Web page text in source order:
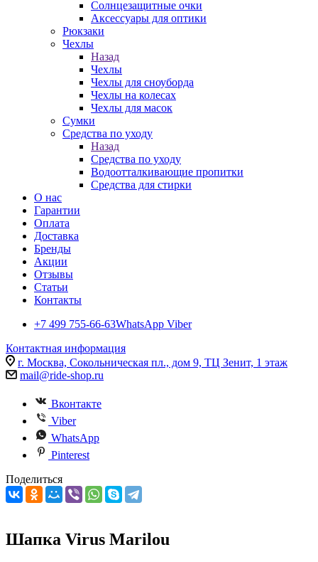
Солнцезащитные очки
Аксессуары для оптики
Рюкзаки
Чехлы
Назад
Чехлы
Чехлы для сноуборда
Чехлы на колесах
Чехлы для масок
Сумки
Средства по уходу
Назад
Средства по уходу
Водоотталкивающие пропитки
Средства для стирки
О нас
Гарантии
Оплата
Доставка
Бренды
Акции
Отзывы
Статьи
Контакты
+7 499 755-66-63WhatsApp Viber
Контактная информация
г. Москва, Сокольническая пл., дом 9, ТЦ Зенит, 1 этаж
mail@ride-shop.ru
Вконтакте
Viber
WhatsApp
Pinterest
Поделиться
Шапка Virus Marilou